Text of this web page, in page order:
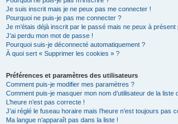
Je suis inscrit mais je ne peux pas me connecter !
Pourquoi ne puis-je pas me connecter ?
Je m’étais déjà inscrit par le passé mais ne peux à
J’ai perdu mon mot de passe !
Pourquoi suis-je déconnecté automatiquement ?
À quoi sert « Supprimer les cookies » ?
Préférences et paramètres des utilisateurs
Comment puis-je modifier mes paramètres ?
Comment puis-je masquer mon nom d’utilisateur de la liste
L’heure n’est pas correcte !
J’ai réglé le fuseau horaire mais l’heure n’est toujours pas
Ma langue n’apparaît pas dans la liste !